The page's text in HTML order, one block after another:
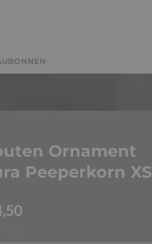
Ornament
Peeperkorn XS